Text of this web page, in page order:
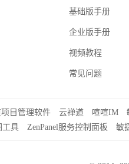
基础版手册
企业版手册
视频教程
常见问题
目管理软件 云禅道 喧喧IM
工具
ZenPanel服务控制面板 敏